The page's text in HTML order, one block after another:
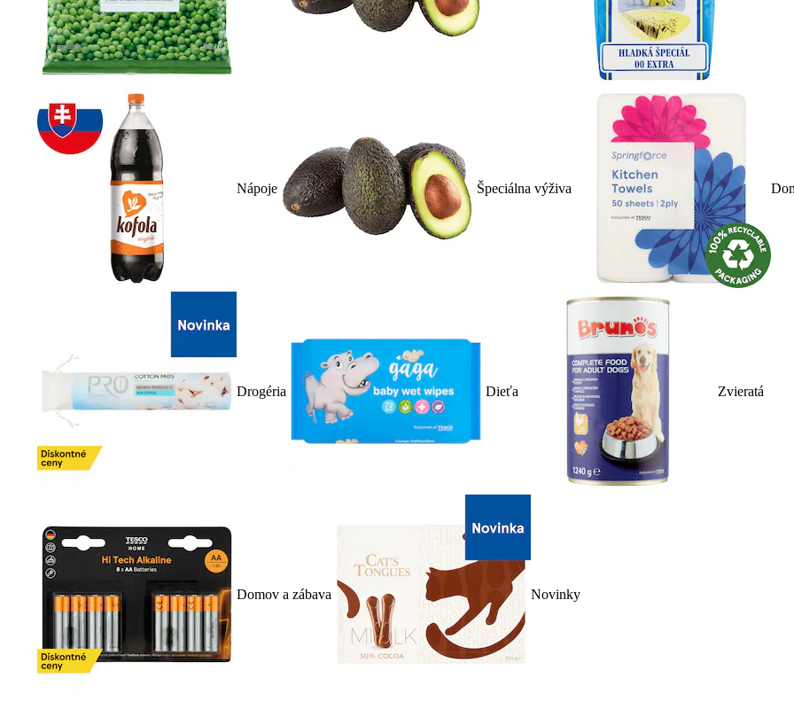
Nápoje Špeciálna výživa
Drogéria Dieťa Zvieratá
Domov a zábava Novinky